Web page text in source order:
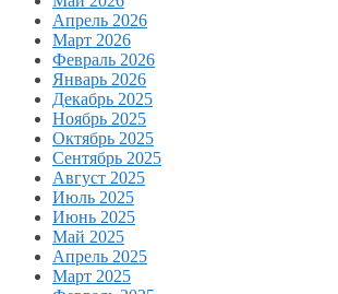
Апрель 2026
Март 2026
Февраль 2026
Январь 2026
Декабрь 2025
Ноябрь 2025
Октябрь 2025
Сентябрь 2025
Август 2025
Июль 2025
Июнь 2025
Май 2025
Апрель 2025
Март 2025